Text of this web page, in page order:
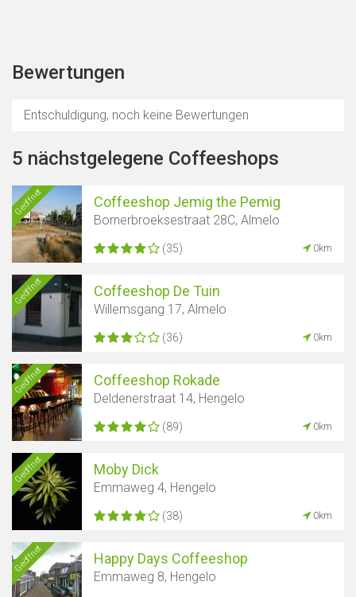
Bewertungen
Entschuldigung, noch keine Bewertungen
5 nächstgelegene Coffeeshops
Geöffnet Coffeeshop Jemig the Pemig
Bornerbroeksestraat 28C, Almelo
(35) 0km
Geöffnet Coffeeshop De Tuin
Willemsgang 17, Almelo
(36) 0km
Geöffnet Coffeeshop Rokade
Deldenerstraat 14, Hengelo
(89) 0km
Geöffnet Moby Dick
Emmaweg 4, Hengelo
(38) 0km
Geöffnet Happy Days Coffeeshop
Emmaweg 8, Hengelo